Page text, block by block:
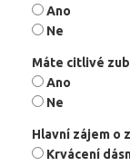
Ano
Ne
Máte citlivé
Ano
Ne
Hlavní zájem o
Krvácení